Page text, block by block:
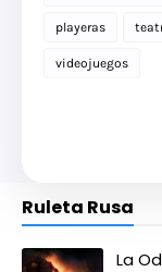
playeras
videojuegos
Ruleta Rusa
La